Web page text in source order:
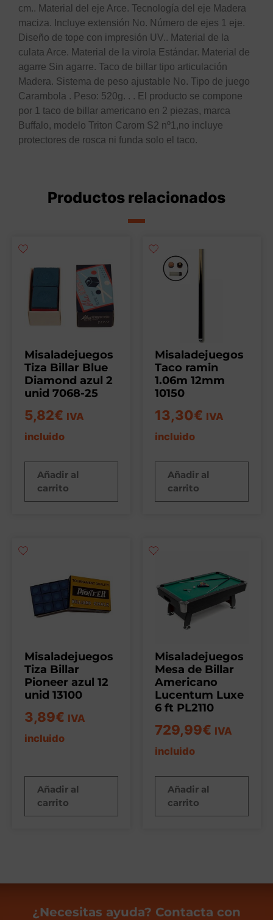
cm.. Material del eje Arce. Tecnología del eje Madera
maciza. Incluye extensión No. Número de ejes 1 eje.
Diseño de tope con impresión UV.. Material de la
culata Arce. Material de la virola Estándar. Material de
agarre Sin agarre. Taco de billar tipo articulación
Madera. Sistema de peso ajustable No. Tipo de juego
Carambola . Peso: 520g. . . El producto se compone
por 1 taco de billar americano en 2 piezas, marca
Buffalo, modelo Triton Carom S2 nº1,no incluye
protectores de rosca ni funda solo el taco.
Productos relacionados
Misaladejuegos
Tiza Billar Blue
Diamond azul 2
unid 7068-25
5,82€ IVA
incluido
Añadir al
carrito
Misaladejuegos
Taco ramin
1.06m 12mm
10150
13,30€ IVA
incluido
Añadir al
carrito
Misaladejuegos
Tiza Billar
Pioneer azul 12
unid 13100
3,89€ IVA
incluido
Añadir al
carrito
Misaladejuegos
Mesa de Billar
Americano
Lucentum Luxe
6 ft PL2110
729,99€ IVA
incluido
Añadir al
carrito
¿Necesitas ayuda? Contacta con